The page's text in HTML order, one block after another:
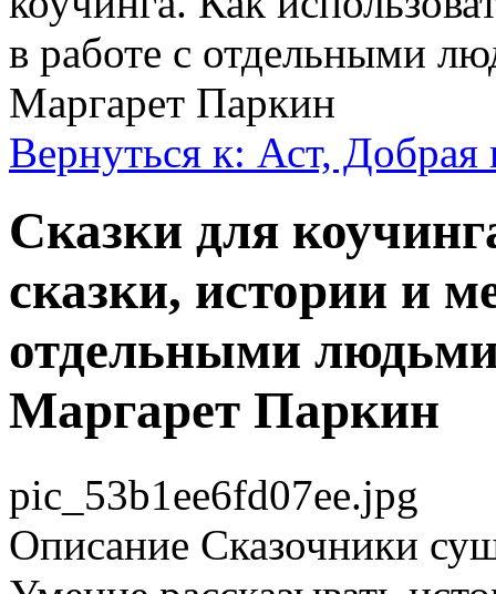
в работе с отдельными
Маргарет Паркин
Вернуться к: Аст, Добрая
Сказки для
сказки, истории и
отдельными
Маргарет Паркин
pic_53b1ee6fd07ee.jpg
Описание Сказочники